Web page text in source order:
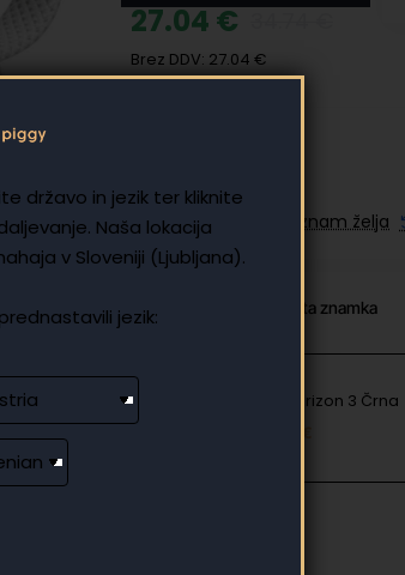
državo in jezik ter kliknite
Naša lokacija
v Sloveniji (Ljubljana).
jezik:
27.04 €
Brez DDV: 27.04 €
Dodajte na seznam želja
Od iste kategorije Ista znamka
JBL Horizon 3 Črna